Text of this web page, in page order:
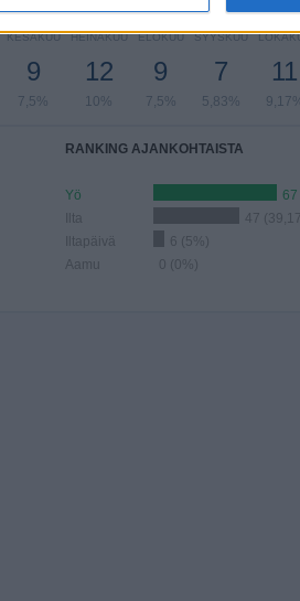
KESÄKUU
9
7,5%
HEINÄKUU
12
10%
ELOKUU
9
7,5%
SYYSKUU
7
5,83%
11
9,17%
RANKING AJANKOHTAISTA
Yö
67
Ilta
47
Iltapäivä
6 (5%)
Aamu
0 (0%)